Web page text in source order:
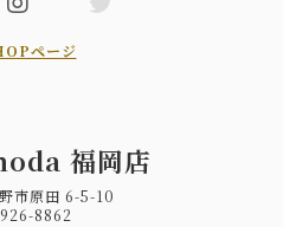
ページ
福岡店
市原田 6-5-10
8862